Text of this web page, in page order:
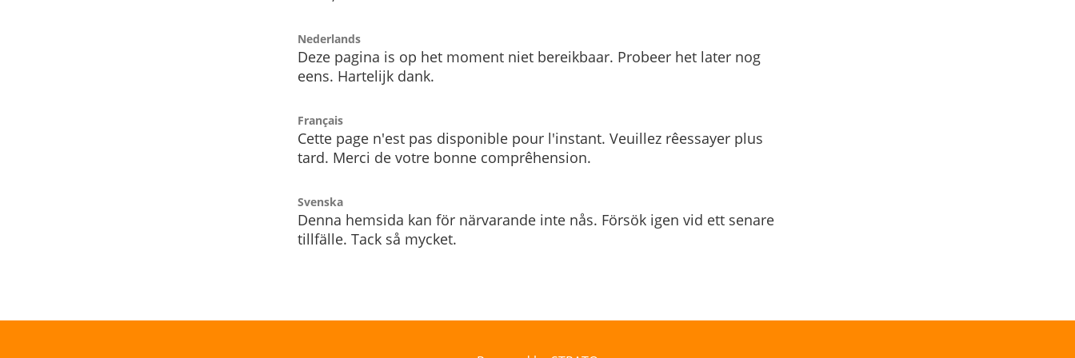
Nederlands
Deze pagina is op het moment niet bereikbaar. Probeer het later nog
eens. Hartelijk dank.
Français
Cette page n'est pas disponible pour l'instant. Veuillez rêessayer plus
tard. Merci de votre bonne comprêhension.
Svenska
Denna hemsida kan för närvarande inte nås. Försök igen vid ett senare
tillfälle. Tack så mycket.